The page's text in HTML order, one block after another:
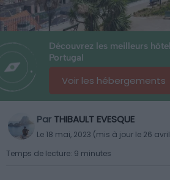
Découvrez les meilleurs
Portugal
Voir les hébergements
Par THIBAULT EVESQUE
Le 18 mai, 2023 (mis à jour le 26
Temps de lecture: 9 minutes